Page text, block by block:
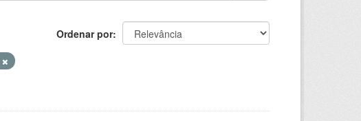
Ordenar por